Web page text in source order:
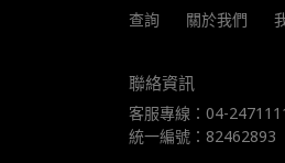
查詢 關於我們
聯絡資訊
客服專線：04-
統一編號：82462893